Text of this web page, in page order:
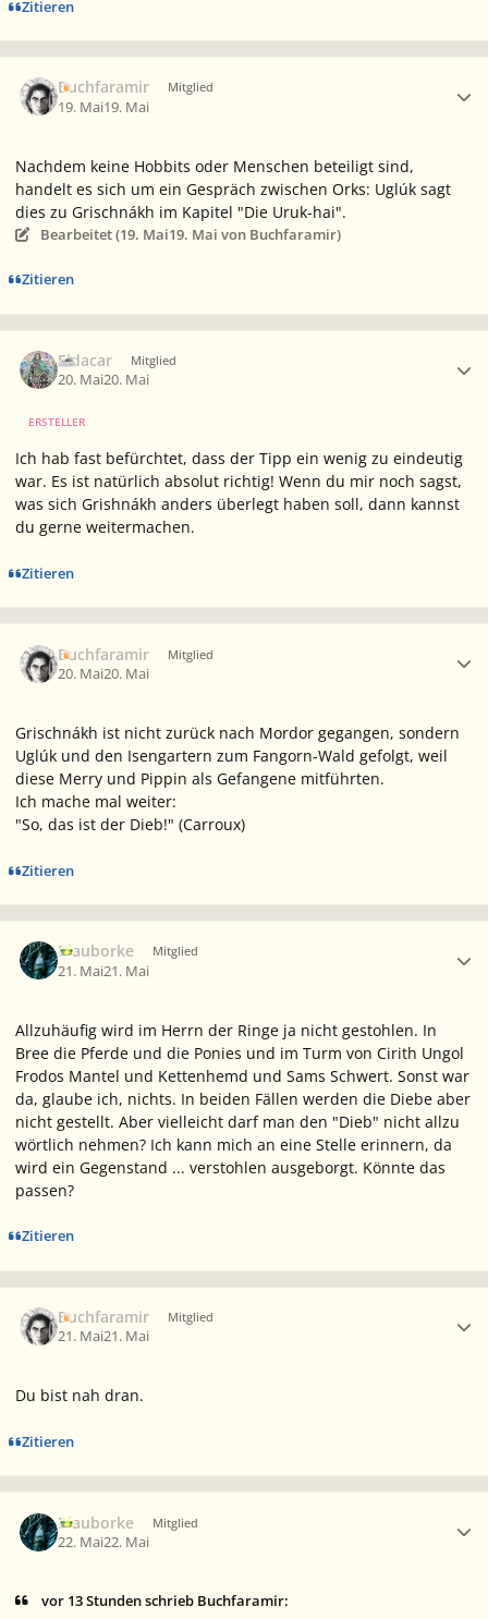
Zitieren
Buchfaramir Mitglied
19. Mai19. Mai
Nachdem keine Hobbits oder Menschen beteiligt sind,
handelt es sich um ein Gespräch zwischen Orks: Uglúk sagt
dies zu Grischnákh im Kapitel "Die Uruk-hai".
Bearbeitet (19. Mai19. Mai von Buchfaramir)
Zitieren
Eldacar Mitglied
20. Mai20. Mai
ERSTELLER
Ich hab fast befürchtet, dass der Tipp ein wenig zu eindeutig
war. Es ist natürlich absolut richtig! Wenn du mir noch sagst,
was sich Grishnákh anders überlegt haben soll, dann kannst
du gerne weitermachen.
Zitieren
Buchfaramir Mitglied
20. Mai20. Mai
Grischnákh ist nicht zurück nach Mordor gegangen, sondern
Uglúk und den Isengartern zum Fangorn-Wald gefolgt, weil
diese Merry und Pippin als Gefangene mitführten.
Ich mache mal weiter:
"So, das ist der Dieb!" (Carroux)
Zitieren
Blauborke Mitglied
21. Mai21. Mai
Allzuhäufig wird im Herrn der Ringe ja nicht gestohlen. In
Bree die Pferde und die Ponies und im Turm von Cirith Ungol
Frodos Mantel und Kettenhemd und Sams Schwert. Sonst war
da, glaube ich, nichts. In beiden Fällen werden die Diebe aber
nicht gestellt. Aber vielleicht darf man den "Dieb" nicht allzu
wörtlich nehmen? Ich kann mich an eine Stelle erinnern, da
wird ein Gegenstand ... verstohlen ausgeborgt. Könnte das
passen?
Zitieren
Buchfaramir Mitglied
21. Mai21. Mai
Du bist nah dran.
Zitieren
Blauborke Mitglied
22. Mai22. Mai
vor 13 Stunden schrieb Buchfaramir: